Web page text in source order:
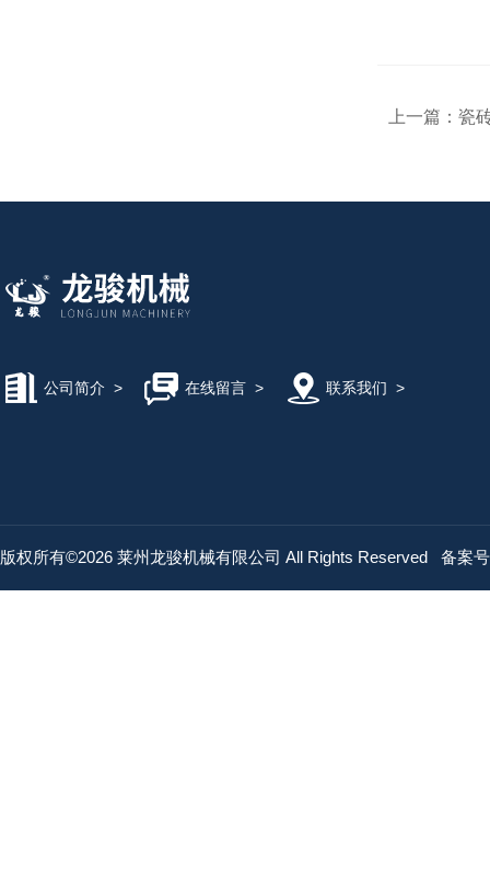
上一篇： 瓷
公司简介 > 在线留言> 联系我们 >
版权所有©2026 莱州龙骏机械有限公司 All Rights Reserved 备案